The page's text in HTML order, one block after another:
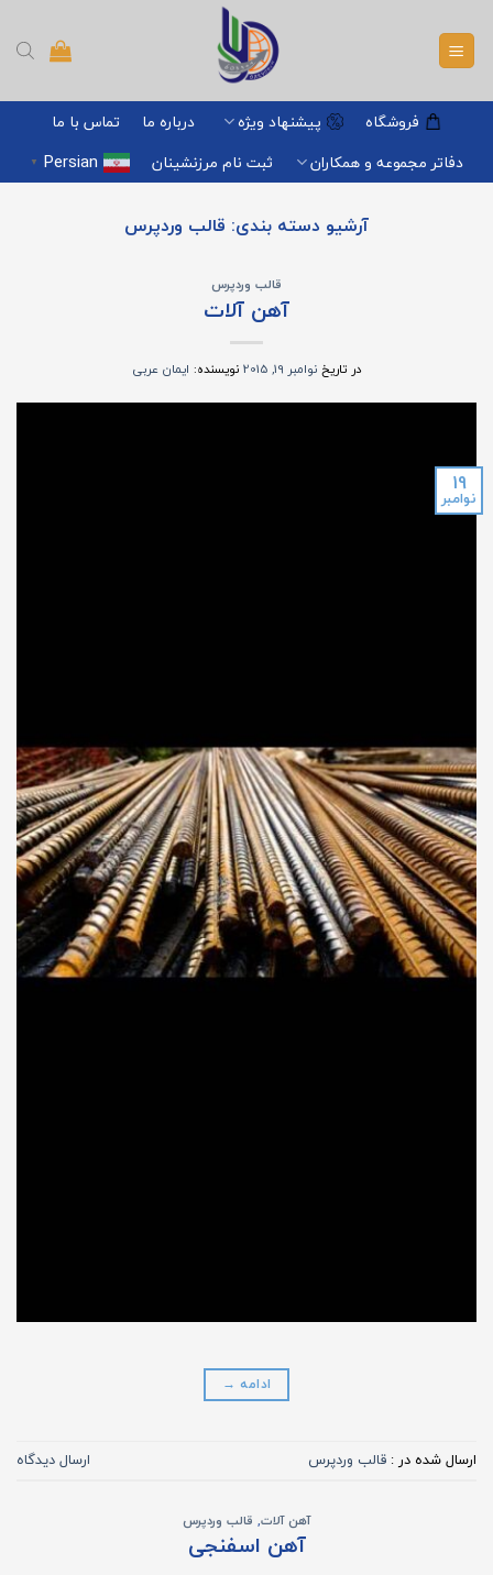
content
فروشگاه پیشنهاد ویژه درباره ما
تماس با ما
دفاتر مجموعه و همکاران
ثبت نام مرزنشینان Persian
▼
آرشیو دسته بندی: قالب وردپرس
قالب وردپرس
آهن آلات
در تاریخ نوامبر 19, 2015 نویسنده: ایمان عربی
19
نوامبر
ادامه →
ارسال شده در : قالب وردپرس ارسال دیدگاه
آهن آلات, قالب وردپرس
آهن اسفنجی